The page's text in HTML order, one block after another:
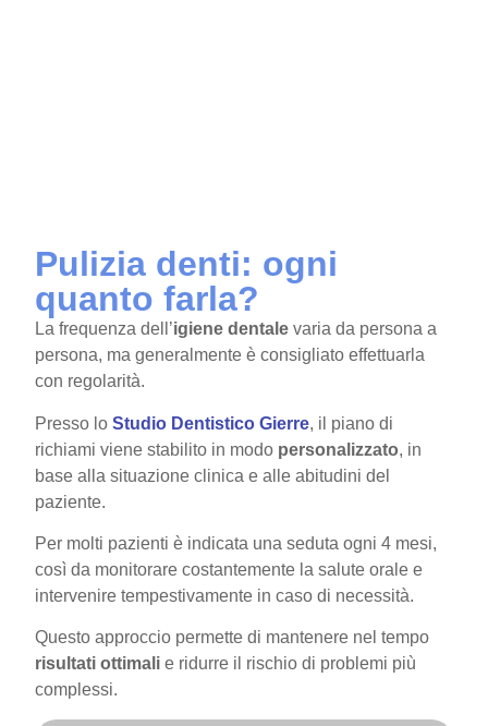
Pulizia denti: ogni
quanto farla?
La frequenza dell’igiene dentale varia da persona a
persona, ma generalmente è consigliato effettuarla
con regolarità.
Presso lo Studio Dentistico Gierre, il piano di
richiami viene stabilito in modo personalizzato, in
base alla situazione clinica e alle abitudini del
paziente.
Per molti pazienti è indicata una seduta ogni 4 mesi,
così da monitorare costantemente la salute orale e
intervenire tempestivamente in caso di necessità.
Questo approccio permette di mantenere nel tempo
risultati ottimali e ridurre il rischio di problemi più
complessi.